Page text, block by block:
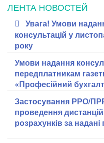
ЛЕНТА НОВОСТЕЙ
Увага! Умови
консультацій у
року
Умови надання
передплатникам
«Професійний
Застосування РРО/
проведення
розрахунків за надані